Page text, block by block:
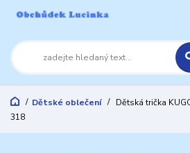
Dětské oblečení
Dětská trička
318